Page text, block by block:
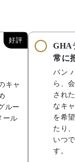
好評
キャ
ルー
ール
GHA
常に
パン
ら、
され
なキ
を希
たり
いつ
す。